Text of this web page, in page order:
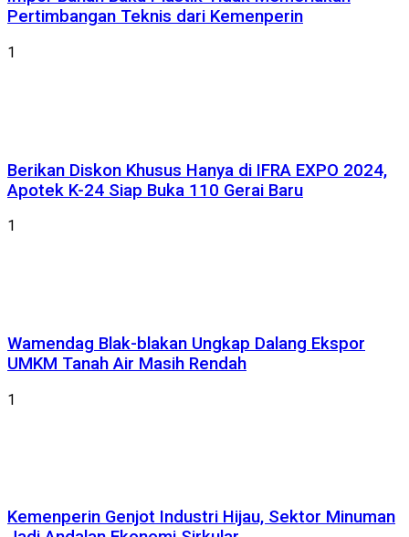
Pertimbangan Teknis dari Kemenperin
1
Berikan Diskon Khusus Hanya di IFRA EXPO 2024,
Apotek K-24 Siap Buka 110 Gerai Baru
1
Wamendag Blak-blakan Ungkap Dalang Ekspor
UMKM Tanah Air Masih Rendah
1
Kemenperin Genjot Industri Hijau, Sektor Minuman